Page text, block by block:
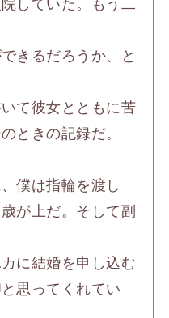
していた。もう二
きるだろうか、と
て彼女とともに苦
ときの記録だ。
僕は指輪を渡し
が上だ。そして副
に結婚を申し込む
思ってくれてい